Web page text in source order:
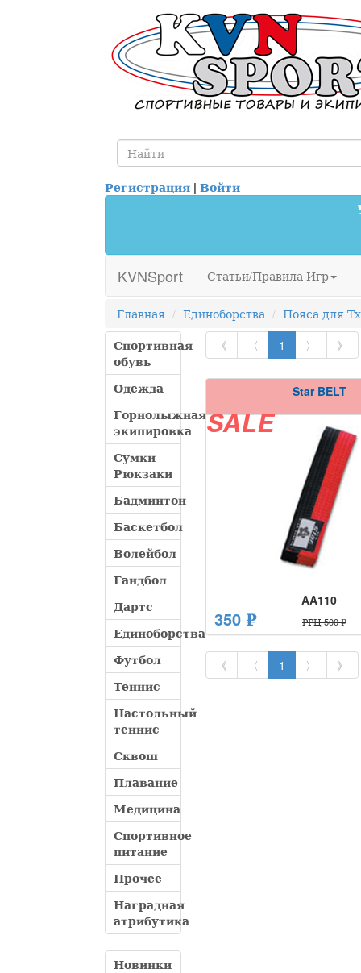
Регистрация | Войти
KVNSport Статьи/Правила Игр
Главная Единоборства
Пояса для
Спортивная
обувь
Одежда
Горнолыжная
экипировка
Сумки
Рюкзаки
Бадминтон
Баскетбол
Волейбол
Гандбол
Дартс
Единоборства
Футбол
Теннис
Настольный
теннис
Сквош
Плавание
Медицина
Спортивное
питание
Прочее
Наградная
атрибутика
Новинки
《 〈 1 〉 》
Star BELT
SALE
AA110
350 ₽ РРЦ 500 ₽
《 〈 1 〉 》